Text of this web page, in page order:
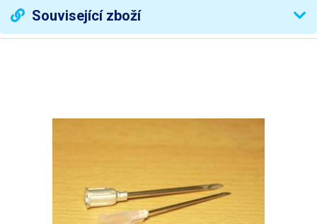
Související zboží